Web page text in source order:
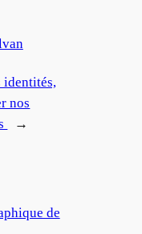
identités,
nos
→
de